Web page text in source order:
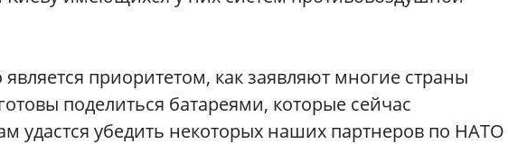
приоритетом, как заявляют многие страны
поделиться батареями, которые сейчас
удастся убедить некоторых наших партнеров по НАТО